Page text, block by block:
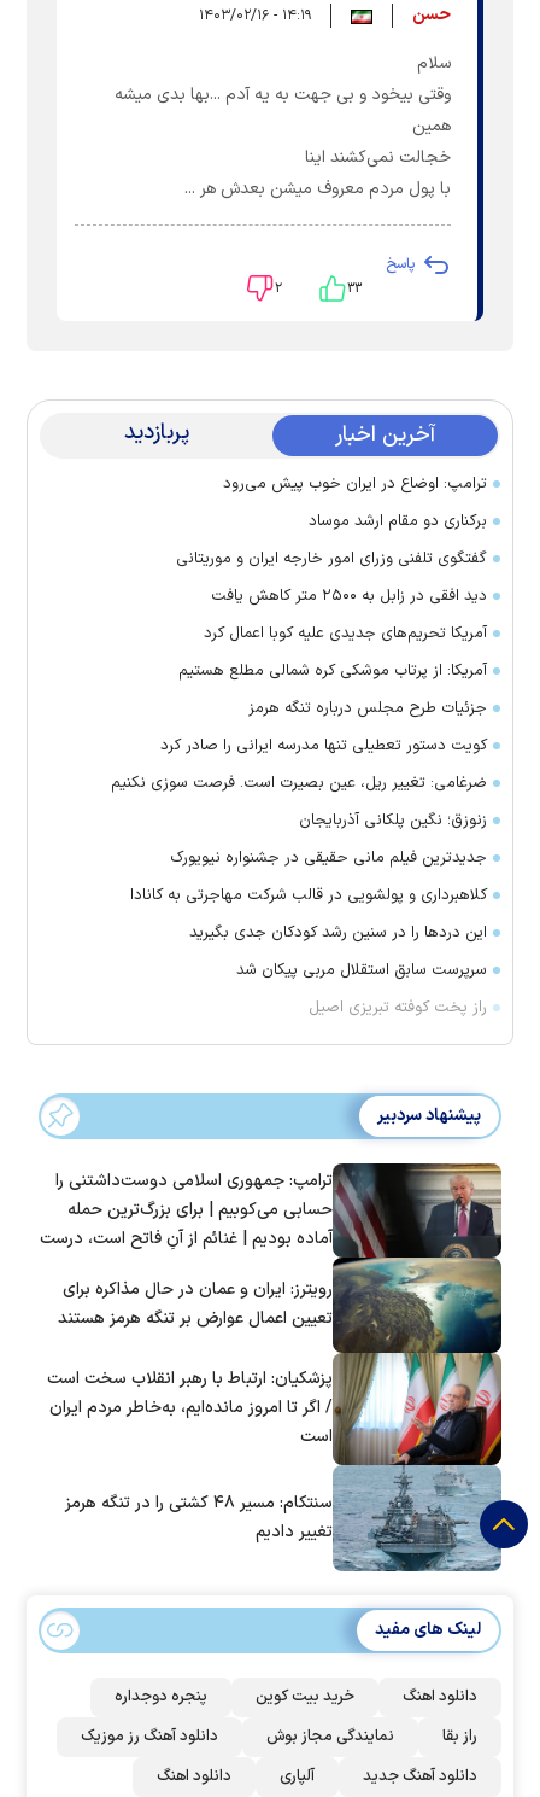
حسن ۱۴:۱۹ - ۱۴۰۳/۰۲/۱۶
سلام
وقتی بیخود و بی جهت به یه آدم ...بها بدی میشه
همین
خجالت نمی‌کشند اینا
با پول مردم معروف میشن بعدش هر ...
پاسخ
۳۳ ۲
آخرین اخبار پربازدید
ترامپ: اوضاع در ایران خوب پیش می‌رود
برکناری دو مقام ارشد موساد
گفتگوی تلفنی وزرای امور خارجه ایران و موریتانی
دید افقی در زابل به ۲۵۰۰ متر کاهش یافت
آمریکا تحریم‌های جدیدی علیه کوبا اعمال کرد
آمریکا: از پرتاب موشکی کره شمالی مطلع هستیم
جزئیات طرح مجلس درباره تنگه هرمز
کویت دستور تعطیلی تنها مدرسه ایرانی را صادر کرد
ضرغامی: تغییر ریل، عین بصیرت است. فرصت سوزی نکنیم
زنوزق؛ نگین پلکانی آذربایجان
جدیدترین فیلم مانی حقیقی در جشنواره نیویورک
کلاهبرداری و پولشویی در قالب شرکت مهاجرتی به کانادا
این درد‌ها را در سنین رشد کودکان جدی بگیرید
سرپرست سابق استقلال مربی پیکان شد
راز پخت کوفته تبریزی اصیل
پیشنهاد سردبیر
ترامپ: جمهوری اسلامی دوست‌داشتنی را
حسابی می‌کوبیم | برای بزرگ‌ترین حمله
آماده بودیم | غنائم از آنِ فاتح است، درست
رویترز: ایران و عمان در حال مذاکره برای
تعیین اعمال عوارض بر تنگه هرمز هستند
پزشکیان: ارتباط با رهبر انقلاب سخت است
/ اگر تا امروز مانده‌ایم، به‌خاطر مردم ایران
است
سنتکام: مسیر ۴۸ کشتی را در تنگه هرمز
تغییر دادیم
لینک های مفید
دانلود اهنگ خرید بیت کوین
پنجره دوجداره
راز بقا
نمایندگی مجاز بوش
دانلود آهنگ رز‌ موزیک
دانلود آهنگ جدید
آلپاری دانلود اهنگ